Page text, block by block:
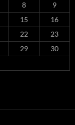
8
9
15
16
22
23
29
30